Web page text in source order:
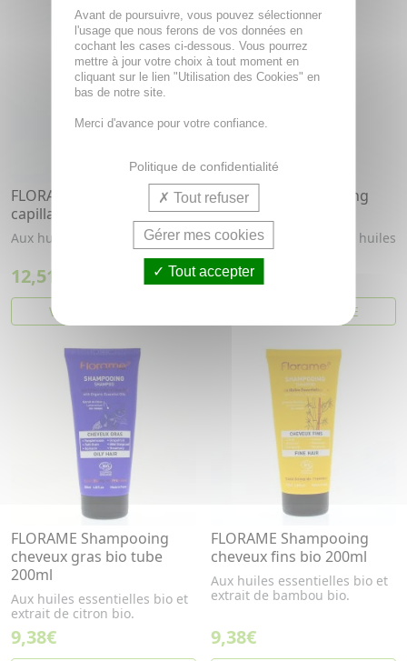
FLORAME Masque
capillaire tube 150ml
Aux huiles essentielles bio.
12,51€
VOIR CET ARTICLE
FLORAME Shampooing
Crème Tube 200ml
Shampooing crème aux huiles
essentielles BIO
9,38€
VOIR CET ARTICLE
FLORAME Shampooing
cheveux gras bio tube
200ml
Aux huiles essentielles bio et
extrait de citron bio.
9,38€
FLORAME Shampooing
cheveux fins bio 200ml
Aux huiles essentielles bio et
extrait de bambou bio.
9,38€
Avant de poursuivre, vous pouvez sélectionner
l'usage que nous ferons de vos données en
cochant les cases ci-dessous. Vous pourrez
mettre à jour votre choix à tout moment en
cliquant sur le lien "Utilisation des Cookies" en
bas de notre site.
Merci d'avance pour votre confiance.
Politique de confidentialité
Tout refuser
Gérer mes cookies
Tout accepter